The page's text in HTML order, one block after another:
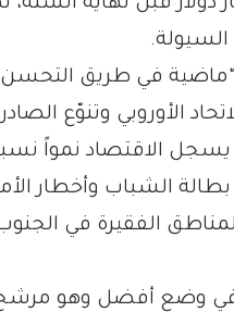
في طريق التحسن
الأوروبي وتنوّع
نمواً نسبته 2.5 في المئة العام
الشباب وأخطار
الفقيرة في